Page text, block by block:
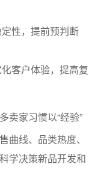
性，提前预判断
客户体验，提高复
卖家习惯以“经验”
线、品类热度、
学决策新品开发和